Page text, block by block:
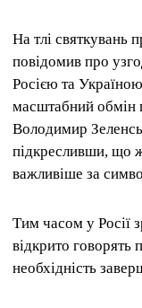
На тлі
повідомив про
Росією та
масштабний обмін
Володимир
підкресливши, що
важливіше за
Тим часом у Росії
відкрито говорять
необхідність